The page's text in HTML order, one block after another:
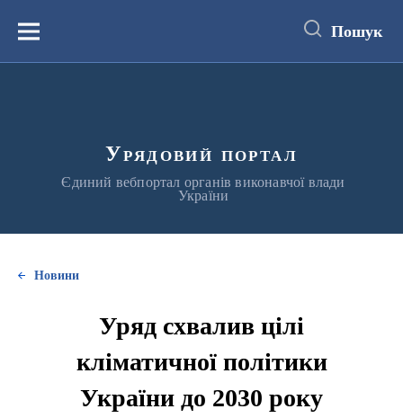
вмістуМеню Пошук
Урядовий портал
Єдиний вебпортал органів виконавчої влади
України
Новини
Уряд схвалив цілі
кліматичної політики
України до 2030 року